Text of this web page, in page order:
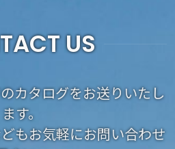
US
カタログをお送りいたし
ます。
もお気軽にお問い合わせ